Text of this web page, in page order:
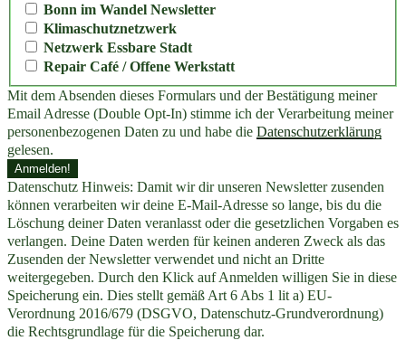
Bonn im Wandel Newsletter
Klimaschutznetzwerk
Netzwerk Essbare Stadt
Repair Café / Offene Werkstatt
Mit dem Absenden dieses Formulars und der Bestätigung meiner
Email Adresse (Double Opt-In) stimme ich der Verarbeitung meiner
personenbezogenen Daten zu und habe die Datenschutzerklärung
gelesen.
Datenschutz Hinweis: Damit wir dir unseren Newsletter zusenden
können verarbeiten wir deine E-Mail-Adresse so lange, bis du die
Löschung deiner Daten veranlasst oder die gesetzlichen Vorgaben es
verlangen. Deine Daten werden für keinen anderen Zweck als das
Zusenden der Newsletter verwendet und nicht an Dritte
weitergegeben. Durch den Klick auf Anmelden willigen Sie in diese
Speicherung ein. Dies stellt gemäß Art 6 Abs 1 lit a) EU-
Verordnung 2016/679 (DSGVO, Datenschutz-Grundverordnung)
die Rechtsgrundlage für die Speicherung dar.